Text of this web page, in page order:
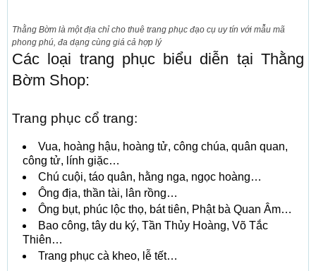
Thằng Bờm là một địa chỉ cho thuê trang phục đạo cụ uy tín với mẫu mã
phong phú, đa dạng cùng giá cả hợp lý
Các loại trang phục biểu diễn tại Thằng
Bờm Shop:
Trang phục cổ trang:
Vua, hoàng hậu, hoàng tử, công chúa, quân quan,
công tử, lính giặc…
Chú cuội, táo quân, hằng nga, ngọc hoàng…
Ông địa, thần tài, lân rồng…
Ông bụt, phúc lộc thọ, bát tiên, Phật bà Quan Âm…
Bao công, tây du ký, Tần Thủy Hoàng, Võ Tắc
Thiên…
Trang phục cà kheo, lễ tết…